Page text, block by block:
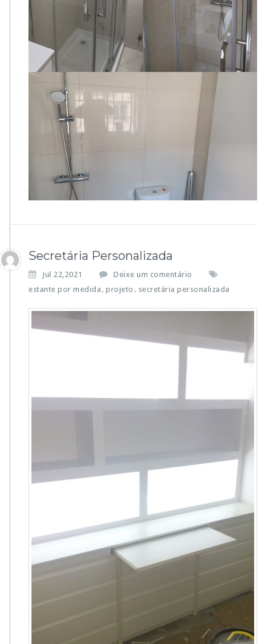
Secretária Personalizada
Jul 22,2021
Deixe um comentário
estante por medida , projeto , secretária personalizada